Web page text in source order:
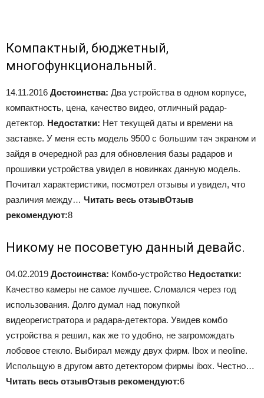
Компактный, бюджетный,
многофункциональный.
14.11.2016 Достоинства: Два устройства в одном корпусе,
компактность, цена, качество видео, отличный радар-
детектор. Недостатки: Нет текущей даты и времени на
заставке. У меня есть модель 9500 с большим тач экраном и
зайдя в очередной раз для обновления базы радаров и
прошивки устройства увидел в новинках данную модель.
Почитал характеристики, посмотрел отзывы и увидел, что
различия между… Читать весь отзывОтзыв
рекомендуют:8
Никому не посоветую данный девайс.
04.02.2019 Достоинства: Комбо-устройство Недостатки:
Качество камеры не самое лучшее. Сломался через год
использования. Долго думал над покупкой
видеорегистратора и радара-детектора. Увидев комбо
устройства я решил, как же то удобно, не загромождать
лобовое стекло. Выбирал между двух фирм. Ibox и neoline.
Испольщую в другом авто детектором фирмы ibox. Честно…
Читать весь отзывОтзыв рекомендуют:6